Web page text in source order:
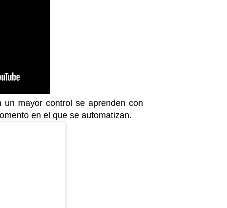
un mayor control se aprenden con
en el que se automatizan.